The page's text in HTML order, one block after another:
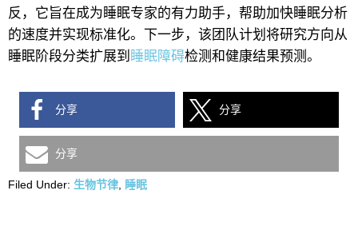
反，它旨在成为睡眠专家的有力助手，帮助加快睡眠分析
的速度并实现标准化。下一步，该团队计划将研究方向从
睡眠阶段分类扩展到 睡眠障碍检测和健康结果预测。
分享 分享
分享
Filed Under: 生物节律 睡眠